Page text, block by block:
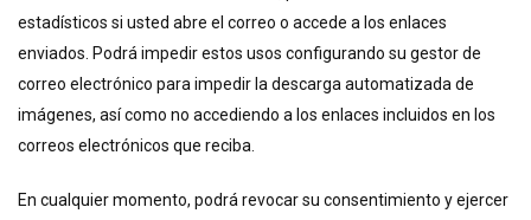
estadísticos si usted abre el correo o accede a los enlaces
enviados. Podrá impedir estos usos configurando su gestor de
correo electrónico para impedir la descarga automatizada de
imágenes, así como no accediendo a los enlaces incluidos en los
correos electrónicos que reciba.
En cualquier momento, podrá revocar su consentimiento y ejercer